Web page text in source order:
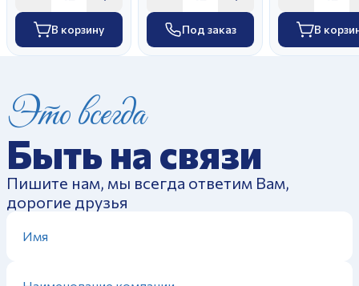
В корзину Под заказ В
Это всегда
Быть на связи
Пишите нам, мы всегда ответим Вам,
дорогие друзья